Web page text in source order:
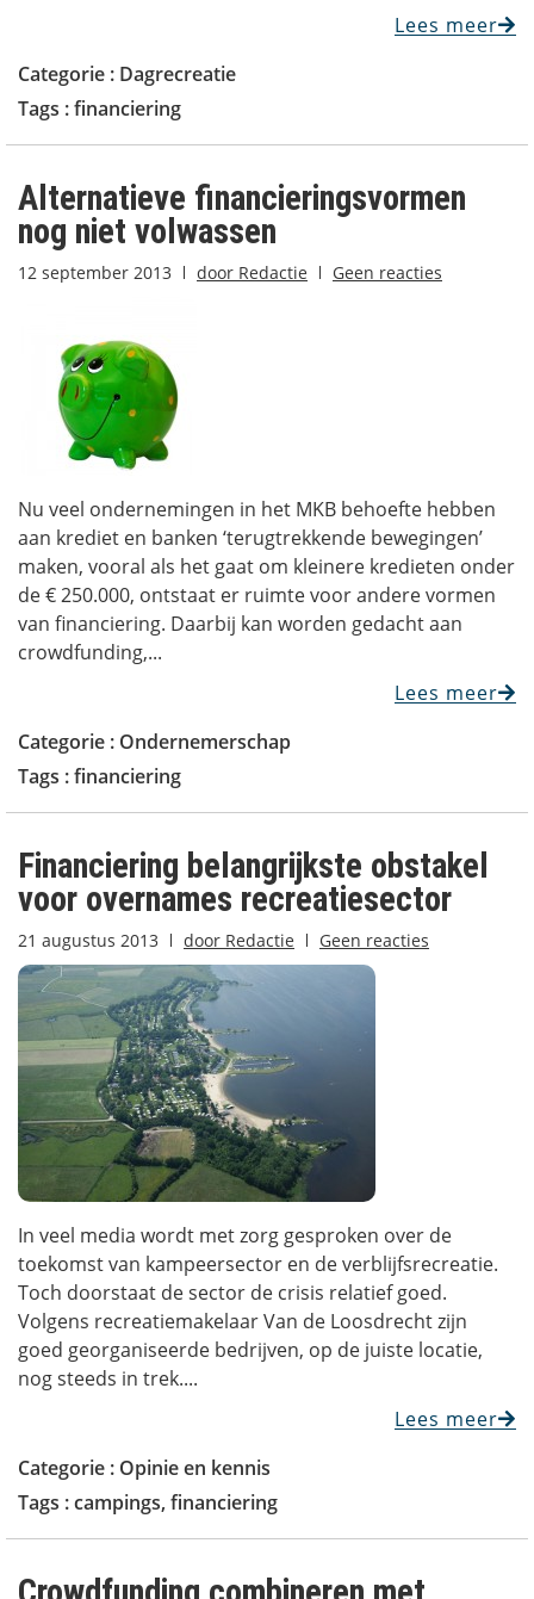
Lees meer
Categorie : Dagrecreatie
Tags :financiering
Alternatieve financieringsvormen
nog niet volwassen
12 september 2013 door Redactie Geen reacties
Nu veel ondernemingen in het MKB behoefte hebben
aan krediet en banken ‘terugtrekkende bewegingen’
maken, vooral als het gaat om kleinere kredieten onder
de € 250.000, ontstaat er ruimte voor andere vormen
van financiering. Daarbij kan worden gedacht aan
crowdfunding,...
Lees meer
Categorie : Ondernemerschap
Tags :financiering
Financiering belangrijkste obstakel
voor overnames recreatiesector
21 augustus 2013 door Redactie Geen reacties
In veel media wordt met zorg gesproken over de
toekomst van kampeersector en de verblijfsrecreatie.
Toch doorstaat de sector de crisis relatief goed.
Volgens recreatiemakelaar Van de Loosdrecht zijn
goed georganiseerde bedrijven, op de juiste locatie,
nog steeds in trek....
Lees meer
Categorie : Opinie en kennis
Tags :campings, financiering